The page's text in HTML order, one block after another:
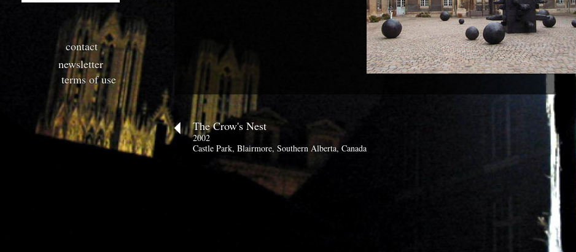
contact
newsletter
terms of use
The Crow's Nest
2002
Castle Park, Blairmore, Southern Alberta, Canada